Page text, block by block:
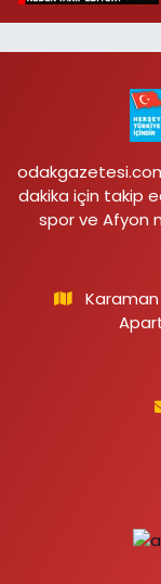
dakika için takip
spor ve Afyon
Karaman